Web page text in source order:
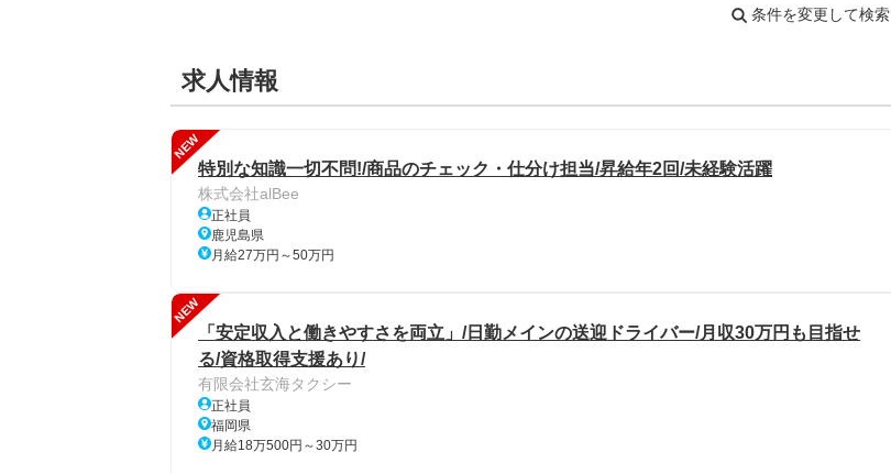
条件を変更して検索
求人情報
NEW
特別な知識一切不問!/商品のチェック・仕分け担当/昇給年2回/未経験活躍
株式会社alBee
正社員
鹿児島県
月給27万円～50万円
NEW
「安定収入と働きやすさを両立」/日勤メインの送迎ドライバー/月収30万円も目指せ
る/資格取得支援あり/
有限会社玄海タクシー
正社員
福岡県
月給18万500円～30万円